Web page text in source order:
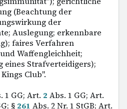
(Beachtung der
der
Auslegung; erkennbare
faires Verfahren
Waffengleichheit;
eines Strafverteidigers);
Club".
1 GG; Art. 2 Abs. 1 GG; Art.
§ 261 Abs. 2 Nr. 1 StGB; Art.